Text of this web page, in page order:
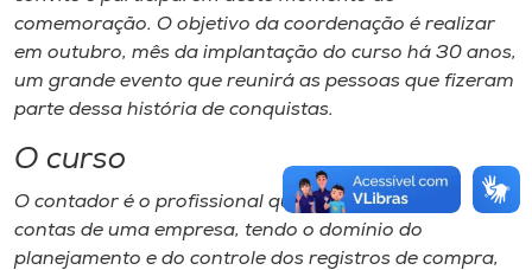
comemoração. O objetivo da coordenação é realizar
em outubro, mês da implantação do curso há 30 anos,
um grande evento que reunirá as pessoas que fizeram
parte dessa história de conquistas.
O curso
O contador é o profissional que faz a gestão das
contas de uma empresa, tendo o domínio do
planejamento e do controle dos registros de compra,